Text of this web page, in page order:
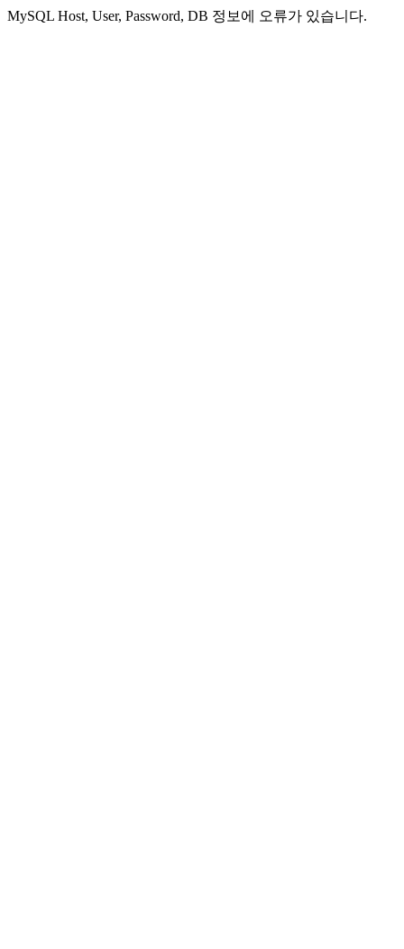
MySQL Host, User, Password, DB 정보에 오류가 있습니다.